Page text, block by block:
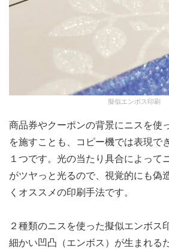
擬似エンボス印刷
商品券やクーポンの背景にニスを使
を施すことも、コピー機では表現で
１つです。光の当たり具合によって
がツヤっと光るので、視覚的にも偽
くオススメの印刷手法です。
２種類のニスを使った擬似エンボス
細かい凹凸（エンボス）が生まれる